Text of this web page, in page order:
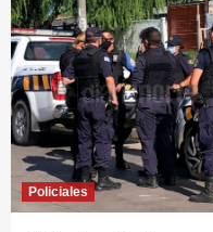
Policiales